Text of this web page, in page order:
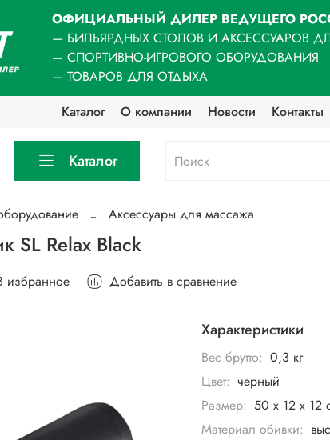
ОФИЦИАЛЬНЫЙ ДИЛЕР ВЕДУЩЕГО
— БИЛЬЯРДНЫХ СТОЛОВ И АКСЕССУАРОВ
— СПОРТИВНО-ИГРОВОГО ОБОРУДОВАНИЯ
— ТОВАРОВ ДЛЯ ОТДЫХА
Каталог
О компании Новости Контакты
Каталог
Аксессуары для массажа
SL Relax Black
избранное Добавить в сравнение
Характеристики
Вес брутто: 0,3 кг
Цвет: черный
Размер: 50 x 12 x 12
Материал обивки: